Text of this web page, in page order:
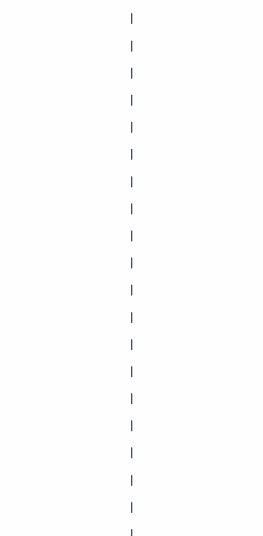
|
|
|
|
|
|
|
|
|
|
|
|
|
|
|
|
|
|
|